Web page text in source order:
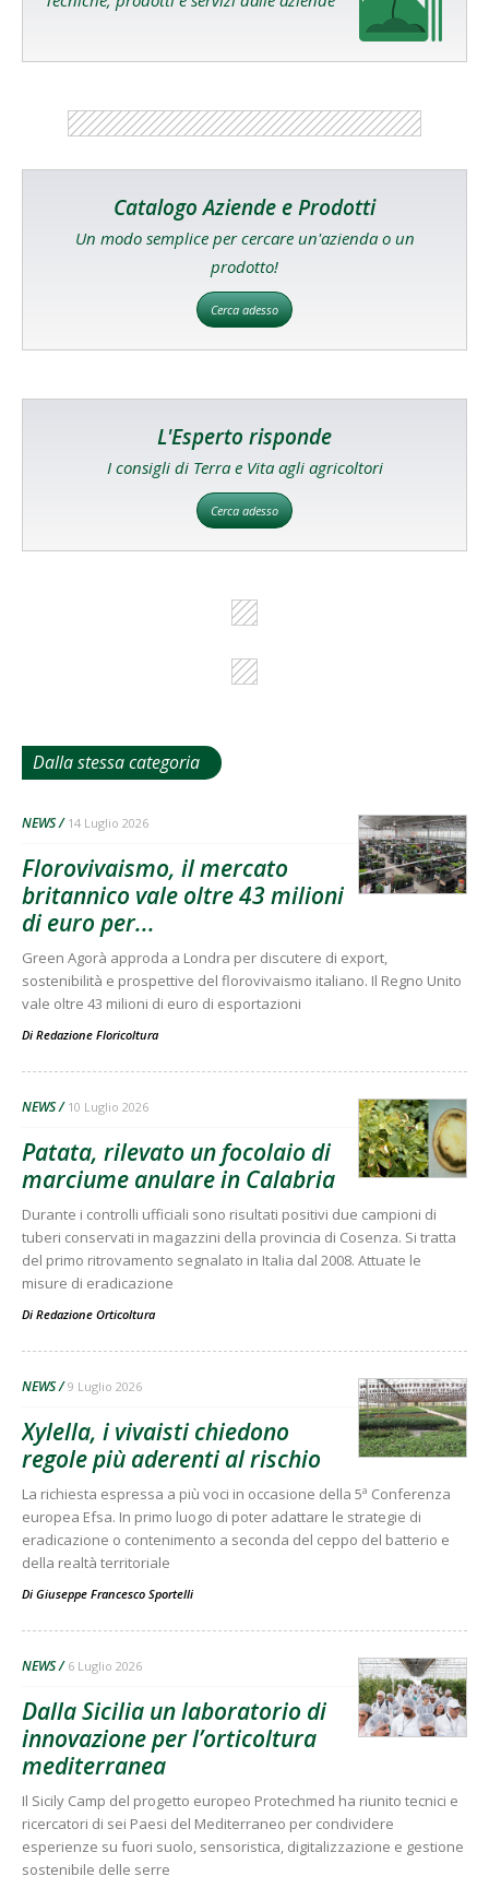
Catalogo Aziende e Prodotti
Un modo semplice per cercare un'azienda o un
prodotto!
Cerca adesso
L'Esperto risponde
I consigli di Terra e Vita agli agricoltori
Cerca adesso
Dalla stessa categoria
NEWS 14 Luglio 2026
Florovivaismo, il mercato
britannico vale oltre 43 milioni
di euro per...
Green Agorà approda a Londra per discutere di export,
sostenibilità e prospettive del florovivaismo italiano. Il Regno Unito
vale oltre 43 milioni di euro di esportazioni
Di Redazione Floricoltura
NEWS 10 Luglio 2026
Patata, rilevato un focolaio di
marciume anulare in Calabria
Durante i controlli ufficiali sono risultati positivi due campioni di
tuberi conservati in magazzini della provincia di Cosenza. Si tratta
del primo ritrovamento segnalato in Italia dal 2008. Attuate le
misure di eradicazione
Di Redazione Orticoltura
NEWS 9 Luglio 2026
Xylella, i vivaisti chiedono
regole più aderenti al rischio
La richiesta espressa a più voci in occasione della 5ª Conferenza
europea Efsa. In primo luogo di poter adattare le strategie di
eradicazione o contenimento a seconda del ceppo del batterio e
della realtà territoriale
Di Giuseppe Francesco Sportelli
NEWS 6 Luglio 2026
Dalla Sicilia un laboratorio di
innovazione per l’orticoltura
mediterranea
Il Sicily Camp del progetto europeo Protechmed ha riunito tecnici e
ricercatori di sei Paesi del Mediterraneo per condividere
esperienze su fuori suolo, sensoristica, digitalizzazione e gestione
sostenibile delle serre